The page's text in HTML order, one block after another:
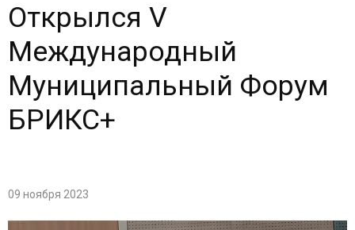
Открылся V
Международный
Муниципальный Форум
БРИКС+
09 ноября 2023